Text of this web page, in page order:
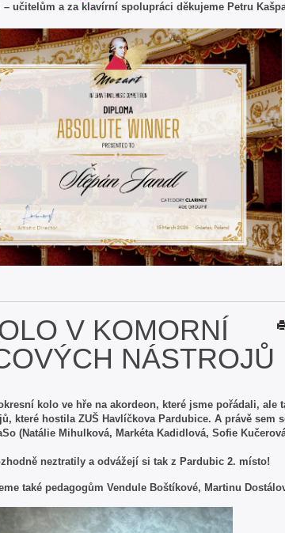
učitelům a za klavírní spolupráci děkujeme Petru
V KOMORNÍ
NÁSTROJŮ
kolo ve hře na akordeon, které jsme pořádali, ale
které hostila ZUŠ Havlíčkova Pardubice. A právě sem
(Natálie Mihulková, Markéta Kadidlová, Sofie
neztratily a odvážejí si tak z Pardubic 2. místo!
také pedagogům Vendule Boštíkové, Martinu